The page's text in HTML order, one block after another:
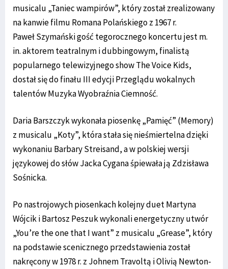
musicalu „Taniec wampirów”, który został zrealizowany
na kanwie filmu Romana Polańskiego z 1967 r.
Paweł Szymański gość tegorocznego koncertu jest m.
in. aktorem teatralnym i dubbingowym, finalistą
popularnego telewizyjnego show The Voice Kids,
dostał się do finału III edycji Przeglądu wokalnych
talentów Muzyka Wyobraźnia Ciemność.
Daria Barszczyk wykonała piosenkę „Pamięć” (Memory)
z musicalu „Koty”, która stała się nieśmiertelna dzięki
wykonaniu Barbary Streisand, a w polskiej wersji
językowej do słów Jacka Cygana śpiewała ją Zdzisława
Sośnicka.
Po nastrojowych piosenkach kolejny duet Martyna
Wójcik i Bartosz Peszuk wykonali energetyczny utwór
„You’re the one that I want” z musicalu „Grease”, który
na podstawie scenicznego przedstawienia został
nakręcony w 1978 r. z Johnem Travoltą i Olivią Newton-